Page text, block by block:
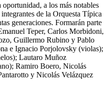
a los más notables
de la Orquesta Típica
generaciones. Formarán parte
Teper, Carlos Morbidoni,
Guillermo Rubino y Pablo
e Ignacio Porjolovsky (violas);
Lautaro Muñoz
Ramiro Boero, Nicolás
y Nicolás Velázquez